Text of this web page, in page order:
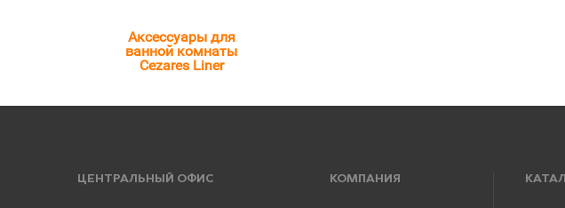
Аксессуары для
ванной комнаты
Cezares Liner
ЦЕНТРАЛЬНЫЙ ОФИС КОМПАНИЯ